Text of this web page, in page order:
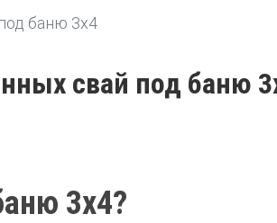
баню 3х4
свай под баню
3х4?